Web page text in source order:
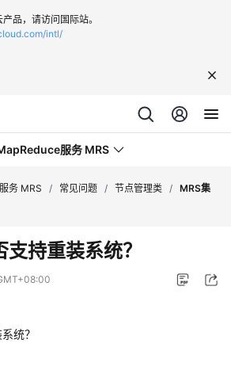
品，请访问国际站。
intl/
服务 MRS
务 MRS / 常见问题 / 节点管理类 / MRS集
持重装系统？
统？